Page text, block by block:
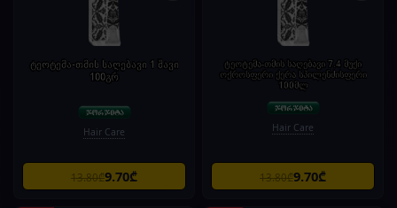
ტეოტემა-თმის საღებავი 1 შავი
100გრ
Hair Care
13.80₾9.70₾
ტეოტემა-თმის საღებავი 7.4 მუქი
ოქროსფერი ქერა სპილენძისფერი
100მლ
Hair Care
13.80₾9.70₾